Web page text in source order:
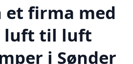
et firma med
luft til luft
i Sønder